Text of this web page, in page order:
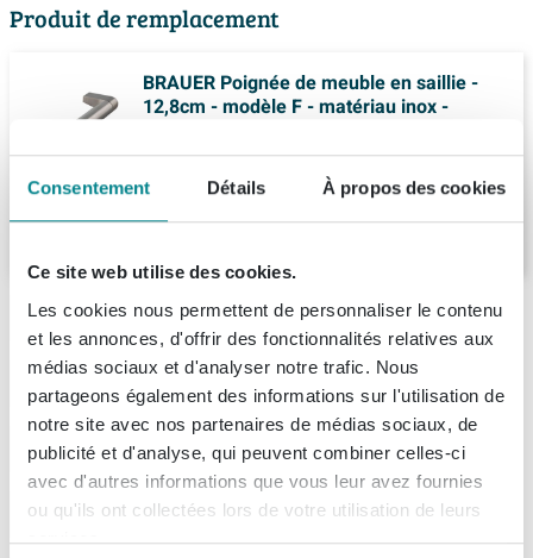
Consentement Détails À propos des cookies
Ce site web utilise des cookies.
Les cookies nous permettent de personnaliser le contenu
et les annonces, d'offrir des fonctionnalités relatives aux
médias sociaux et d'analyser notre trafic. Nous
partageons également des informations sur l'utilisation de
notre site avec nos partenaires de médias sociaux, de
publicité et d'analyse, qui peuvent combiner celles-ci
avec d'autres informations que vous leur avez fournies
ou qu'ils ont collectées lors de votre utilisation de leurs
services.
Produit de remplacement
BRAUER Poignée de meuble en saillie -
12,8cm - modèle F - matériau inox -
21,-
Description
Summer Sale - Déstockage chez Sawiday!
Ce mois-ci, profitez en ligne de réductions allant jusqu’à
15 %, et bénéficiez dans nos showrooms d’une
réduction supplémentaire pouvant atteindre 1 500 €
pendant les soldes d’été. Du 3 au 31 août, retrouvez vos
Spécifications
Numéro d'article
SW371622
Numéro de fournisseur
AE-OCS60FT
Fiches techniques
Information technique du produit
À propos de Brauer